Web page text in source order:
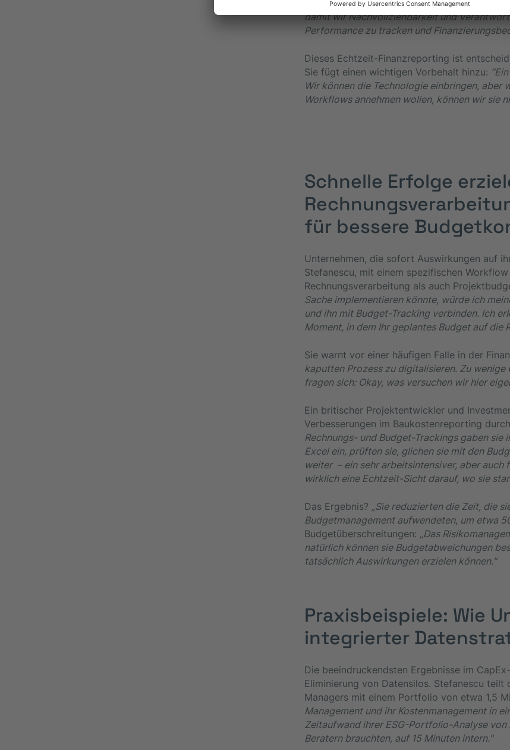
zeitnahe Daten bereitstellen können. Für
damit wir Nachvollziehbarkeit und
Performance zu tracken und
Dieses Echtzeit-Finanzreporting ist
Sie fügt einen wichtigen Vorbehalt hinzu:
Wir können die Technologie einbringen, aber
Workflows annehmen wollen, können wir sie
Schnelle Erfolge
für bessere
Unternehmen, die sofort Auswirkungen auf
Stefanescu, mit einem spezifischen
Rechnungsverarbeitung als auch
Sache implementieren könnte, würde ich
und ihn mit Budget-Tracking verbinden. Ich
Moment, in dem Ihr geplantes Budget auf die
Sie warnt vor einer häufigen Falle in der
kaputten Prozess zu digitalisieren. Zu
fragen sich: Okay, was versuchen wir hier
Ein britischer Projektentwickler und
Verbesserungen im Baukostenreporting
Rechnungs- und Budget-Trackings gaben sie
Excel ein, prüften sie, glichen sie mit den
weiter – ein sehr arbeitsintensiver, aber
wirklich eine Echtzeit-Sicht darauf, wo sie
Das Ergebnis? „Sie reduzierten die Zeit, die
Budgetmanagement aufwendeten, um etwa
Budgetüberschreitungen: „Das
natürlich können sie Budgetabweichungen
tatsächlich Auswirkungen erzielen können."
Praxisbeispiele: Wie
integrierter
Die beeindruckendsten Ergebnisse im
Eliminierung von Datensilos. Stefanescu teilt
Managers mit einem Portfolio von etwa 1,5
Management und ihr Kostenmanagement in
Zeitaufwand ihrer ESG-Portfolio-Analyse
Beratern brauchten, auf 15 Minuten intern."